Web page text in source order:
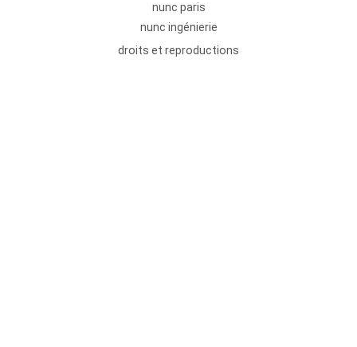
nunc paris
nunc ingénierie
droits et reproductions